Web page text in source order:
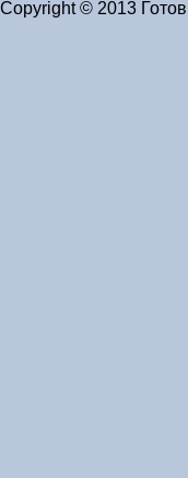
Copyright © 2013